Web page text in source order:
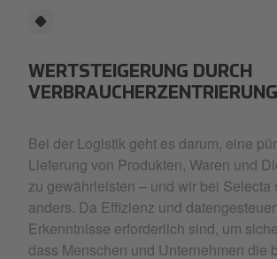
WERTSTEIGERUNG DURCH
VERBRAUCHERZENTRIERUNG
Bei der Logistik geht es darum, eine
Lieferung von Produkten, Waren und
zu gewährleisten – und wir bei Selecta
anders. Da Effizienz und
Erkenntnisse erforderlich sind, um
dass Menschen und Unternehmen die